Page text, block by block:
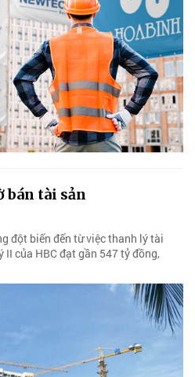
bán tài sản
đột biến đến từ việc thanh lý tài
của HBC đạt gần 547 tỷ đồng,